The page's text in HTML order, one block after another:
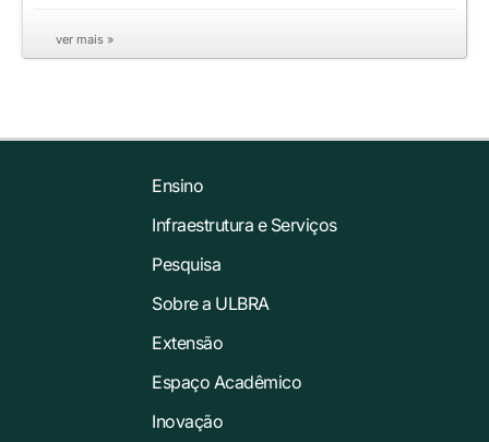
ver mais »
Ensino
Infraestrutura e Serviços
Pesquisa
Sobre a ULBRA
Extensão
Espaço Acadêmico
Inovação